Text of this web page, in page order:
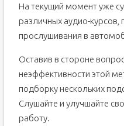
На текущий момент уже
различных аудио-курсов,
прослушивания в
Оставив в стороне
неэффективности этой
подборку нескольких
Слушайте и улучшайте
работу.